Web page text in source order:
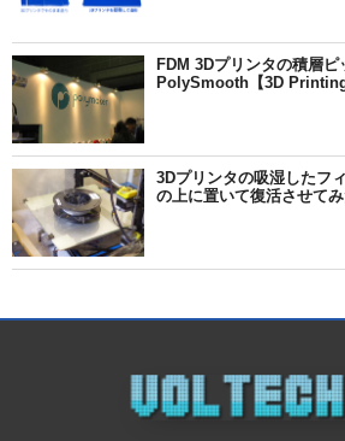
FDM 3Dプリンタの積層
PolySmooth【3D Printing
3Dプリンタの吸湿したフ
の上に置いて復活させて